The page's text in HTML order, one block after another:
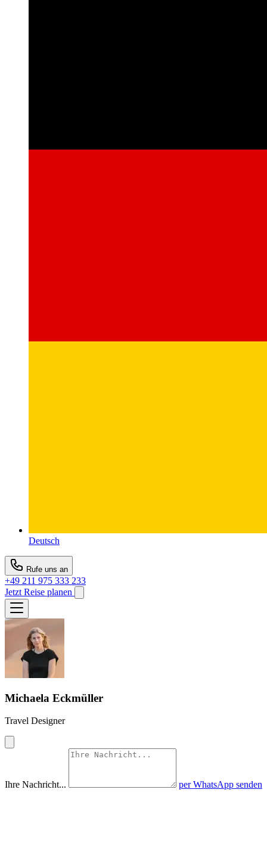
Deutsch
Rufe uns an
+49 211 975 333 233
Jetzt Reise planen
Michaela Eckmüller
Travel Designer
Ihre Nachricht... per WhatsApp senden